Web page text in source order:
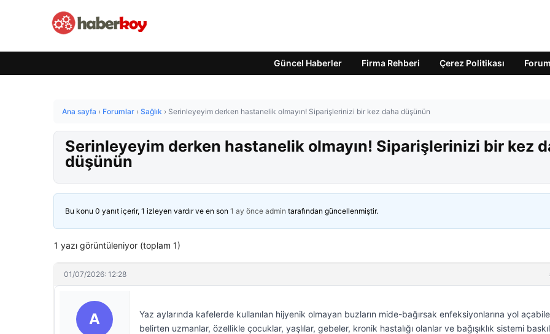
Güncel Haberler Firma Rehberi Çerez Politikası Forum
Ana sayfa › Forumlar › Sağlık › Serinleyeyim derken hastanelik olmayın! Siparişlerinizi bir kez daha düşünün
Serinleyeyim derken hastanelik olmayın! Siparişlerinizi bir kez
düşünün
Bu konu 0 yanıt içerir, 1 izleyen vardır ve en son 1 ay önce admin tarafından güncellenmiştir.
1 yazı görüntüleniyor (toplam 1)
01/07/2026: 12:28
A
Yaz aylarında kafelerde kullanılan hijyenik olmayan buzların mide-bağırsak enfeksiyonlarına yol
belirten uzmanlar, özellikle çocuklar, yaşlılar, gebeler, kronik hastalığı olanlar ve bağışıklık sistemi